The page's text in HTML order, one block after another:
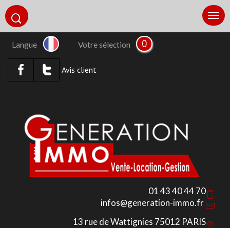
Langue Votre sélection 0
Avis client
01 43 40 44 70
infos@generation-immo.fr
13 rue de Wattignies 75012 PARIS